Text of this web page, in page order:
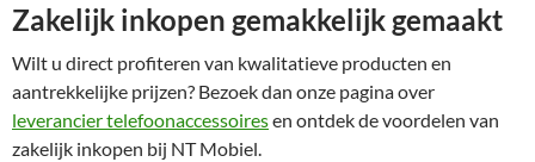
Zakelijk inkopen gemakkelijk gemaakt
Wilt u direct profiteren van kwalitatieve producten en
aantrekkelijke prijzen? Bezoek dan onze pagina over
leverancier telefoonaccessoiresen ontdek de voordelen van
zakelijk inkopen bij NT Mobiel.